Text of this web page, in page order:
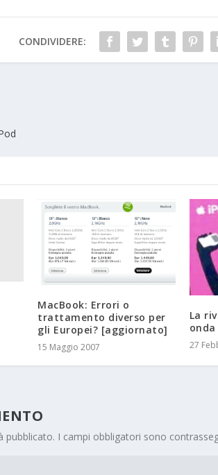
CONDIVIDERE:
MacBook: Errori o
trattamento diverso per
gli Europei? [aggiornato]
15 Maggio 2007
La
onda
27
pubblicato. I campi obbligatori sono